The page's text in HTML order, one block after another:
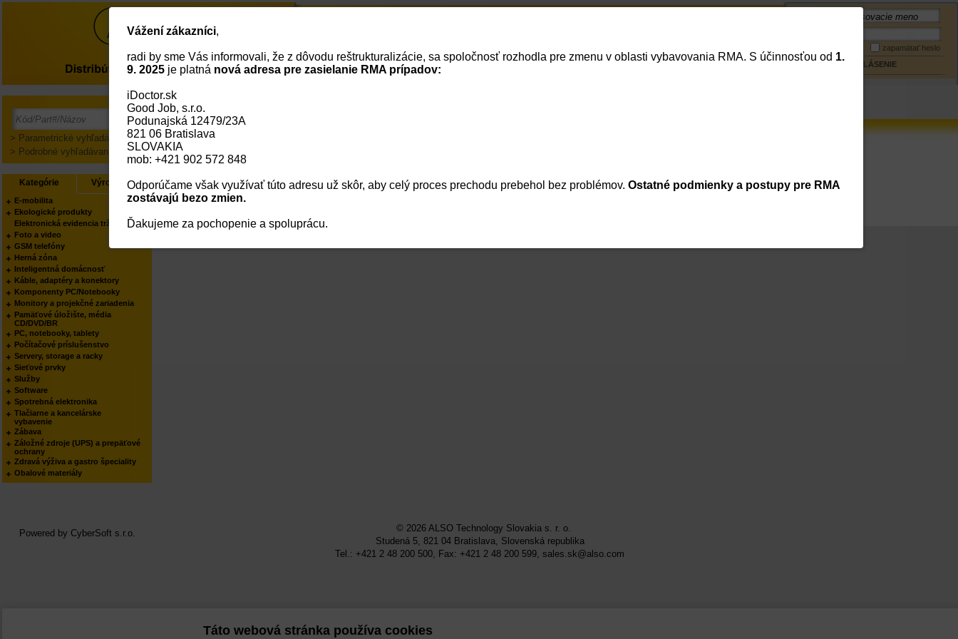
Prihlásenie
Zapamätať heslo Zabudnuté heslo
> Parametrické vyhľadávanie
> Podrobné vyhľadávanie
Kategórie Výrobcovia
E-mobilita
Ekologické produkty
Elektronická evidencia tržieb
Foto a video
GSM telefóny
Herná zóna
Inteligentná domácnosť
Káble, adaptéry a konektory
Komponenty PC/Notebooky
Monitory a projekčné zariadenia
Pamäťové úložište, média
CD/DVD/BR
PC, notebooky, tablety
Počítačové príslušenstvo
Servery, storage a racky
Sieťové prvky
Služby
Software
Spotrebná elektronika
Tlačiarne a kancelárske
vybavenie
Zábava
Záložné zdroje (UPS) a prepäťové
ochrany
Zdravá výživa a gastro špeciality
Obalové materiály
O nás Cenník Vaše dokumenty Vaša firma Reklamácie Košík Prihlásenie
zapamätať heslo
PRIHLÁSENIE
Powered by CyberSoft s.r.o. © 2026 ALSO Technology Slovakia s. r. o.
Studená 5, 821 04 Bratislava, Slovenská republika
Tel.: +421 2 48 200 500, Fax: +421 2 48 200 599, sales.sk@also.com
Táto webová stránka používa cookies
Vážení zákazníci,
radi by sme Vás informovali, že z dôvodu reštrukturalizácie, sa spoločnosť rozhodla pre zmenu v oblasti vybavovania RMA. S účinnosťou od 1.
9. 2025 je platná nová adresa pre zasielanie RMA prípadov:
iDoctor.sk
Good Job, s.r.o.
Podunajská 12479/23A
821 06 Bratislava
SLOVAKIA
mob: +421 902 572 848
Odporúčame však využívať túto adresu už skôr, aby celý proces prechodu prebehol bez problémov. Ostatné podmienky a postupy pre RMA
zostávajú bezo zmien.
Ďakujeme za pochopenie a spoluprácu.